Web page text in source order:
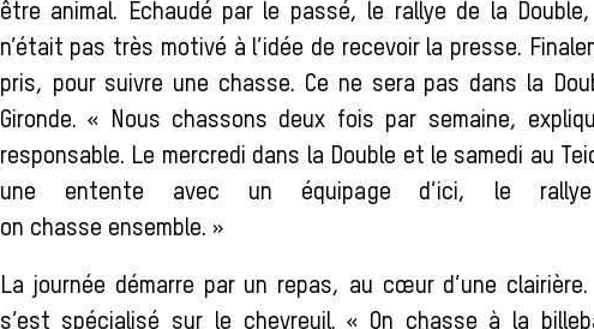
être animal. Échaudé par le passé, le rallye de la
n’était pas très motivé à l’idée de recevoir la presse.
pris, pour suivre une chasse. Ce ne sera pas dans la
Gironde. « Nous chassons deux fois par semaine,
responsable. Le mercredi dans la Double et le samedi au
une entente avec un équipage d’ici, le rallye
on chasse ensemble. »
La journée démarre par un repas, au cœur d’une
s’est spécialisé sur le chevreuil. « On chasse à la